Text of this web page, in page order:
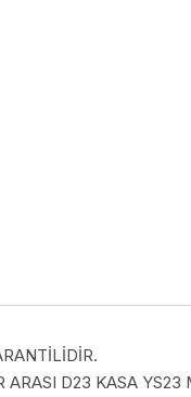
ARASI D23 KASA